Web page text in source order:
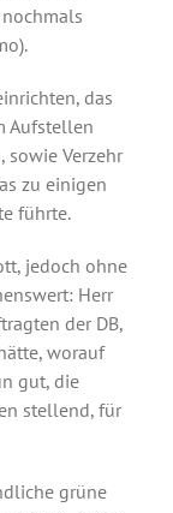
das
Aufstellen
sowie Verzehr
zu einigen
führte.
jedoch ohne
Herr
der DB,
worauf
gut, die
stellend, für
grüne